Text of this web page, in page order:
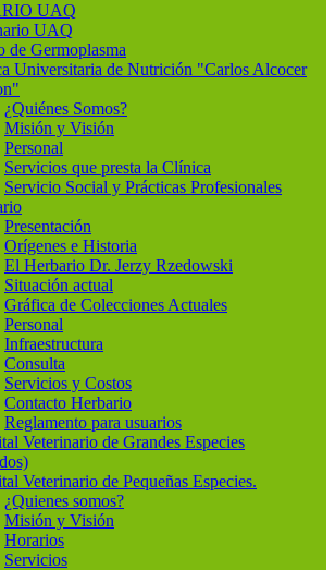
UAQ
UAQ
de Germoplasma
Universitaria de Nutrición "Carlos Alcocer
¿Quiénes Somos?
Misión y Visión
Personal
Servicios que presta la Clínica
Servicio Social y Prácticas Profesionales
Presentación
Orígenes e Historia
El Herbario Dr. Jerzy Rzedowski
Situación actual
Gráfica de Colecciones Actuales
Personal
Infraestructura
Consulta
Servicios y Costos
Contacto Herbario
Reglamento para usuarios
Veterinario de Grandes Especies
Veterinario de Pequeñas Especies.
¿Quienes somos?
Misión y Visión
Horarios
Servicios